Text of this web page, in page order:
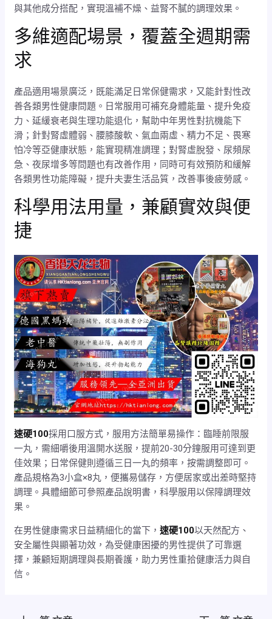
與其他成分搭配，實現溫補不燥、益腎不膩的調理效果。
多維適配場景，覆蓋全週期需
求
產品適用場景廣泛，既能滿足日常保健需求，又能針對性改
善各類男性健康問題。日常服用可補充身體能量、提升免疫
力、延緩衰老與生理功能退化，幫助中年男性對抗機能下
滑；針對腎虛體弱、腰膝酸軟、氣血兩虛、精力不足、畏寒
怕冷等亞健康狀態，能實現精准調理；對腎虛脫發、尿頻尿
急、夜尿增多等問題也有改善作用，同時可有效預防和緩解
各類男性功能障礙，提升夫妻生活品質，改善事後疲勞感。
科學用法用量，兼顧實效與便
捷
速硬100採用口服方式，服用方法簡單易操作：臨睡前限服
一丸，需細嚼後用溫開水送服，提前20-30分鐘服用可達到更
佳效果；日常保健則遵循三日一丸的頻率，按需調整即可。
產品規格為3小盒×8丸，便攜易儲存，方便居家或出差時堅持
調理。具體細節可參照產品說明書，科學服用以保障調理效
果。
在男性健康需求日益精細化的當下，速硬100以天然配方、
安全屬性與顯著功效，為受健康困擾的男性提供了可靠選
擇，兼顧短期調理與長期養護，助力男性重拾健康活力與自
信。